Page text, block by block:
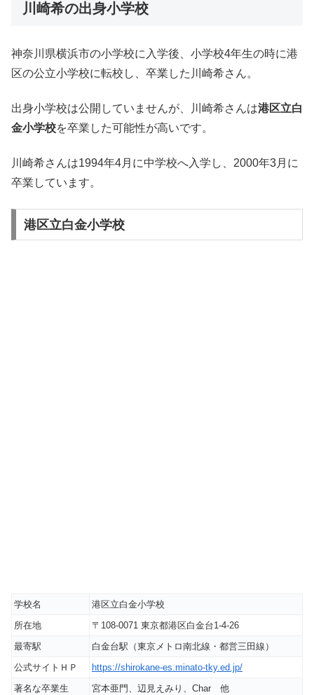
川崎希の出身小学校
神奈川県横浜市の小学校に入学後、小学校4年生の時に港
区の公立小学校に転校し、卒業した川崎希さん。
出身小学校は公開していませんが、 川崎希さんは港区立白
金小学校を卒業した可能性が高いです。
川崎希さんは1994年4月に中学校へ入学し、2000年3月に
卒業しています。
港区立白金小学校
学校名
港区立白金小学校
所在地
〒108-0071 東京都港区白金台1-4-26
最寄駅
白金台駅（東京メトロ南北線・都営三田線）
公式サイトＨＰ
https://shirokane-es.minato-tky.ed.jp/
著名な卒業生
宮本亜門、辺見えみり、Char 他